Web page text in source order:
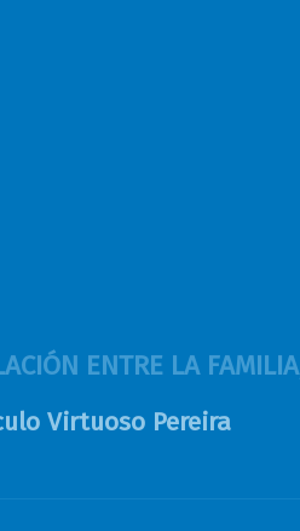
ENTRE LA
Virtuoso Pereira